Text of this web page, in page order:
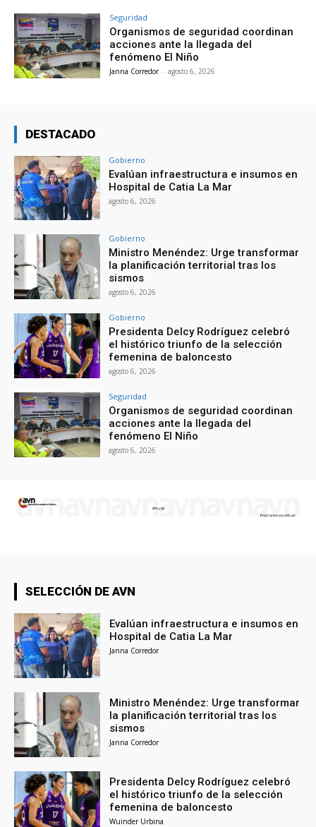
Seguridad
Organismos de seguridad coordinan
acciones ante la llegada del
fenómeno El Niño
Janna Corredor - agosto 6, 2026
DESTACADO
Gobierno
Evalúan infraestructura e insumos en
Hospital de Catia La Mar
agosto 6, 2026
Gobierno
Ministro Menéndez: Urge transformar
la planificación territorial tras los
sismos
agosto 6, 2026
Gobierno
Presidenta Delcy Rodríguez celebró
el histórico triunfo de la selección
femenina de baloncesto
agosto 6, 2026
Seguridad
Organismos de seguridad coordinan
acciones ante la llegada del
fenómeno El Niño
agosto 6, 2026
SELECCIÓN DE AVN
Evalúan infraestructura e insumos en
Hospital de Catia La Mar
Janna Corredor
Ministro Menéndez: Urge transformar
la planificación territorial tras los
sismos
Janna Corredor
Presidenta Delcy Rodríguez celebró
el histórico triunfo de la selección
femenina de baloncesto
Wuinder Urbina